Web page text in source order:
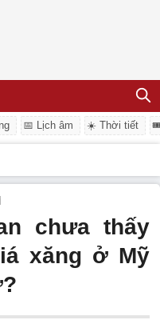
📅 Lịch âm ☀️ Thời tiết
chưa thấy
xăng ở Mỹ